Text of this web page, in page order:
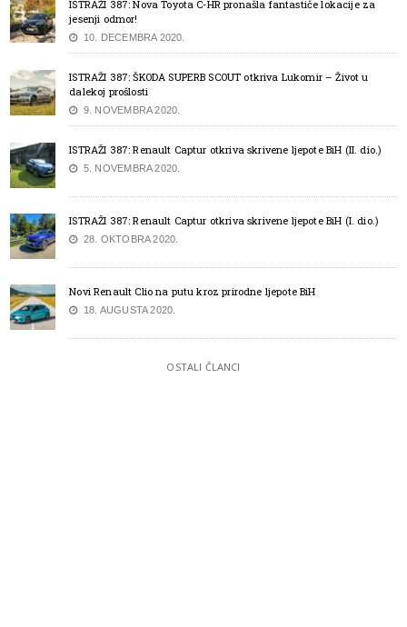
ISTRAŽI 387: Nova Toyota C-HR pronašla fantastiče lokacije za
jesenji odmor!
10. DECEMBRA 2020.
ISTRAŽI 387: ŠKODA SUPERB SCOUT otkriva Lukomir – Život u
dalekoj prošlosti
9. NOVEMBRA 2020.
ISTRAŽI 387: Renault Captur otkriva skrivene ljepote BiH (II. dio.)
5. NOVEMBRA 2020.
ISTRAŽI 387: Renault Captur otkriva skrivene ljepote BiH (I. dio.)
28. OKTOBRA 2020.
Novi Renault Clio na putu kroz prirodne ljepote BiH
18. AUGUSTA 2020.
OSTALI ČLANCI